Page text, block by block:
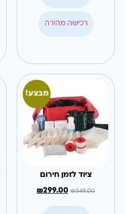
רכישה מהירה
מבצע!
ציוד לזמן חירום
₪349.00
₪299.00